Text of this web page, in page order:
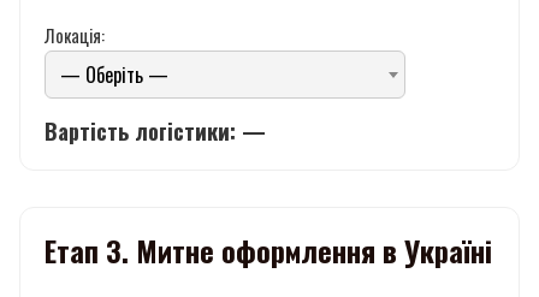
Локація:
— Оберіть —
Вартість логістики: —
Етап 3. Митне оформлення в Україні